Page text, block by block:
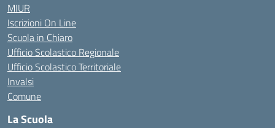
MIUR
Iscrizioni On Line
Scuola in Chiaro
Ufficio Scolastico Regionale
Ufficio Scolastico Territoriale
Invalsi
Comune
La Scuola